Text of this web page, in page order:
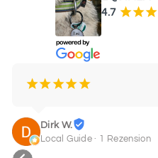
SCHRIFTART
16
4.7 ¡¡¡
¡¡¡¡¡
Dirk W.
Local Guide · 1 Rezension